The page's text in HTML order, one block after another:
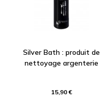
Silver Bath : produit de
nettoyage argenterie
15,90 €